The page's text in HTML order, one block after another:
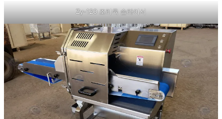
Zy-120 조리육 슬라이서